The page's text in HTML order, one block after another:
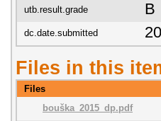
utb.result.grade B
dc.date.submitted
Files in this
Files
bouška_2015_dp.pdf